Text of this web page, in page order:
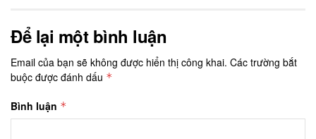
Để lại một bình luận
Email của bạn sẽ không được hiển thị công khai. Các trường bắt
buộc được đánh dấu *
Bình luận *